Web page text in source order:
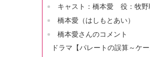
キャスト：橋本愛 役：牧野
橋本愛（はしもとあい）
橋本愛さんのコメント
ドラマ【パレートの誤算～ケ